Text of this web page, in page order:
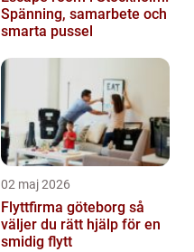
Spänning, samarbete och
smarta pussel
02 maj 2026
Flyttfirma göteborg så
väljer du rätt hjälp för en
smidig flytt